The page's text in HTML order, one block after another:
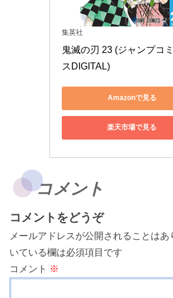
集英社
鬼滅の刃 23 (ジャンプコ
スDIGITAL)
Amazonで見る
楽天市場で見る
コメント
コメントをどうぞ
メールアドレスが公開されることはあ
いている欄は必須項目です
コメント ※